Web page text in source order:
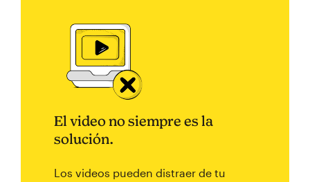
El video no siempre es la
solución.
Los videos pueden distraer de tu